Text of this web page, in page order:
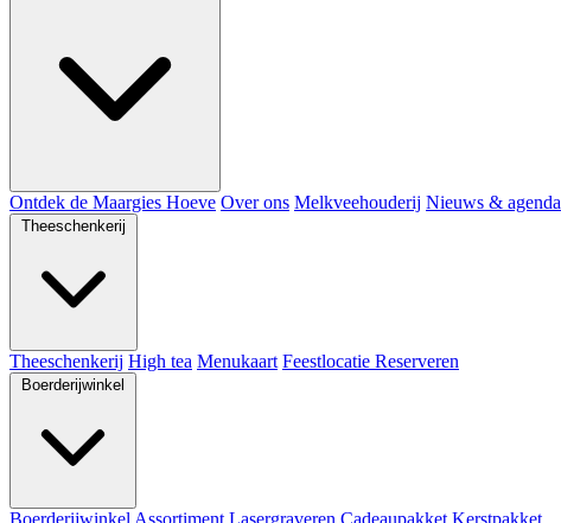
Ontdek de Maargies Hoeve Over ons Melkveehouderij Nieuws & agenda
Theeschenkerij
Theeschenkerij High tea Menukaart Feestlocatie Reserveren
Boerderijwinkel
Boerderijwinkel Assortiment Lasergraveren Cadeaupakket Kerstpakket